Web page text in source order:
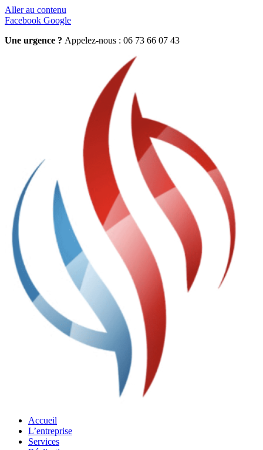
Aller au contenu
Facebook Google
Une urgence ? Appelez-nous : 06 73 66 07 43
Accueil
L’entreprise
Services